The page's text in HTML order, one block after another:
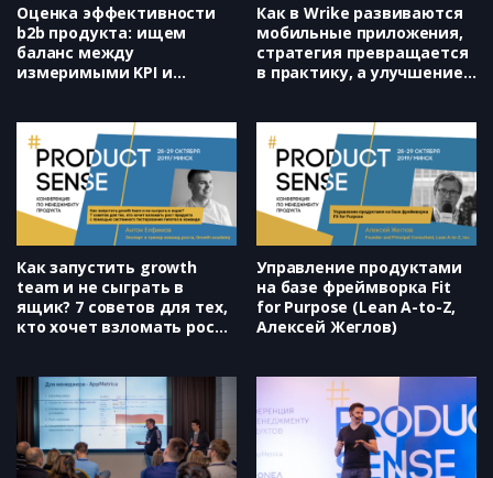
Оценка эффективности
b2b продукта: ищем
баланс между
измеримыми KPI и
Аникеева)
Как в Wrike развиваются
мобильные приложения,
стратегия превращается
в практику, а улучшение
Как запустить growth
team и не сыграть в
ящик? 7 советов для тех,
кто хочет взломать рост
гипотез в команде
(Growth Academy, Антон
Елфимов)
Управление продуктами
на базе фреймворка Fit
for Purpose (Lean A-to-Z,
Алексей Жеглов)